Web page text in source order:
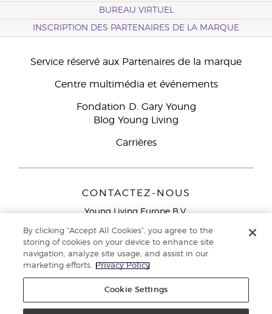
BUREAU VIRTUEL
INSCRIPTION DES PARTENAIRES DE LA MARQUE
Service réservé aux Partenaires de la marque
Centre multimédia et événements
Fondation D. Gary Young
Blog Young Living
Carrières
CONTACTEZ-NOUS
Young Living Europe B.V.
9727 AJ Groningen
Service réservé aux Partenaires de la marque
791
By clicking “Accept All Cookies”, you agree to the
storing of cookies on your device to enhance site
navigation, analyze site usage, and assist in our
marketing efforts.
Privacy Policy
Cookie Settings